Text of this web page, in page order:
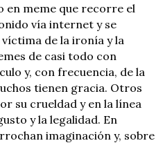
en meme que recorre el
vía internet y se
de la ironía y la
de casi todo con
y, con frecuencia, de la
tienen gracia. Otros
su crueldad y en la línea
y la legalidad. En
imaginación y, sobre